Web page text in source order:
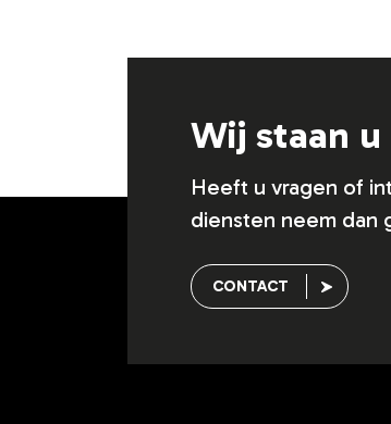
Wij staan
Heeft u vragen of
diensten neem dan
CONTACT